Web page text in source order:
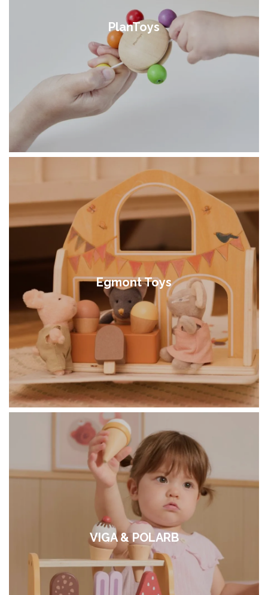
PlanToys
Egmont Toys
VIGA & POLARB